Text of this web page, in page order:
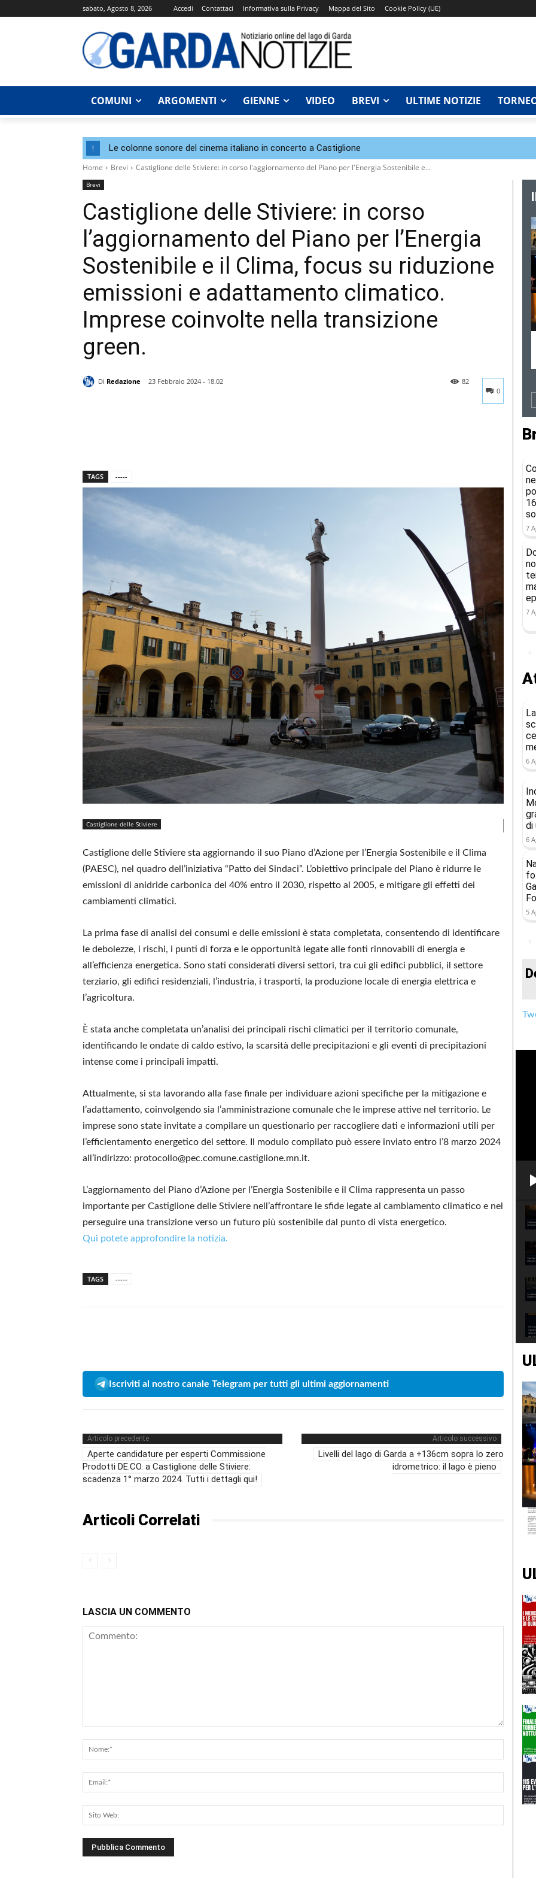
sabato, Agosto 8, 2026 Accedi Contattaci Informativa sulla Privacy Mappa del Sito Cookie Policy (UE)
COMUNI ARGOMENTI GIENNE VIDEO BREVI ULTIME NOTIZIE
! Le colonne sonore del cinema italiano in concerto a Castiglione
Home Brevi Castiglione delle Stiviere: in corso l'aggiornamento del Piano per l'Energia Sostenibile e...
Brevi
Castiglione delle Stiviere: in corso
l’aggiornamento del Piano per l’Energia
Sostenibile e il Clima, focus su riduzione
emissioni e adattamento climatico.
Imprese coinvolte nella transizione
green.
Di Redazione
23 Febbraio 2024 - 18.02
0
82
TAGS -----
Castiglione delle Stiviere
Castiglione delle Stiviere sta aggiornando il suo Piano d’Azione per l’Energia Sostenibile e il Clima
(PAESC), nel quadro dell’iniziativa “Patto dei Sindaci”. L’obiettivo principale del Piano è ridurre le
emissioni di anidride carbonica del 40% entro il 2030, rispetto al 2005, e mitigare gli effetti dei
cambiamenti climatici.
La prima fase di analisi dei consumi e delle emissioni è stata completata, consentendo di identificare
le debolezze, i rischi, i punti di forza e le opportunità legate alle fonti rinnovabili di energia e
all’efficienza energetica. Sono stati considerati diversi settori, tra cui gli edifici pubblici, il settore
terziario, gli edifici residenziali, l’industria, i trasporti, la produzione locale di energia elettrica e
l’agricoltura.
È stata anche completata un’analisi dei principali rischi climatici per il territorio comunale,
identificando le ondate di caldo estivo, la scarsità delle precipitazioni e gli eventi di precipitazioni
intense come i principali impatti.
Attualmente, si sta lavorando alla fase finale per individuare azioni specifiche per la mitigazione e
l’adattamento, coinvolgendo sia l’amministrazione comunale che le imprese attive nel territorio. Le
imprese sono state invitate a compilare un questionario per raccogliere dati e informazioni utili per
l’efficientamento energetico del settore. Il modulo compilato può essere inviato entro l’8 marzo 2024
all’indirizzo: protocollo@pec.comune.castiglione.mn.it.
L’aggiornamento del Piano d’Azione per l’Energia Sostenibile e il Clima rappresenta un passo
importante per Castiglione delle Stiviere nell’affrontare le sfide legate al cambiamento climatico e nel
perseguire una transizione verso un futuro più sostenibile dal punto di vista energetico.
Qui potete approfondire la notizia.
TAGS -----
Iscriviti al nostro canale Telegram per tutti gli ultimi aggiornamenti
Articolo precedente
Aperte candidature per esperti Commissione
Prodotti DE.CO. a Castiglione delle Stiviere:
scadenza 1° marzo 2024. Tutti i dettagli qui!
Articolo successivo
Livelli del lago di Garda a +136cm sopra lo zero
idrometrico: il lago è pieno
Articoli Correlati
LASCIA UN COMMENTO
Email:*
7
7
6
di
6
5